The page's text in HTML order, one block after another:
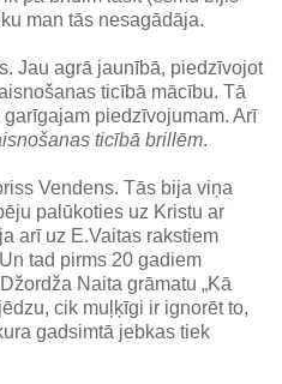
man tās nesagādāja.
Jau agrā jaunībā, piedzīvojot
ticībā mācību. Tā
piedzīvojumam. Arī
ticībā brillēm.
Vendens. Tās bija viņa
palūkoties uz Kristu ar
arī uz E.Vaitas rakstiem
tad pirms 20 gadiem
Naita grāmatu „Kā
cik muļķīgi ir ignorēt to,
gadsimtā jebkas tiek